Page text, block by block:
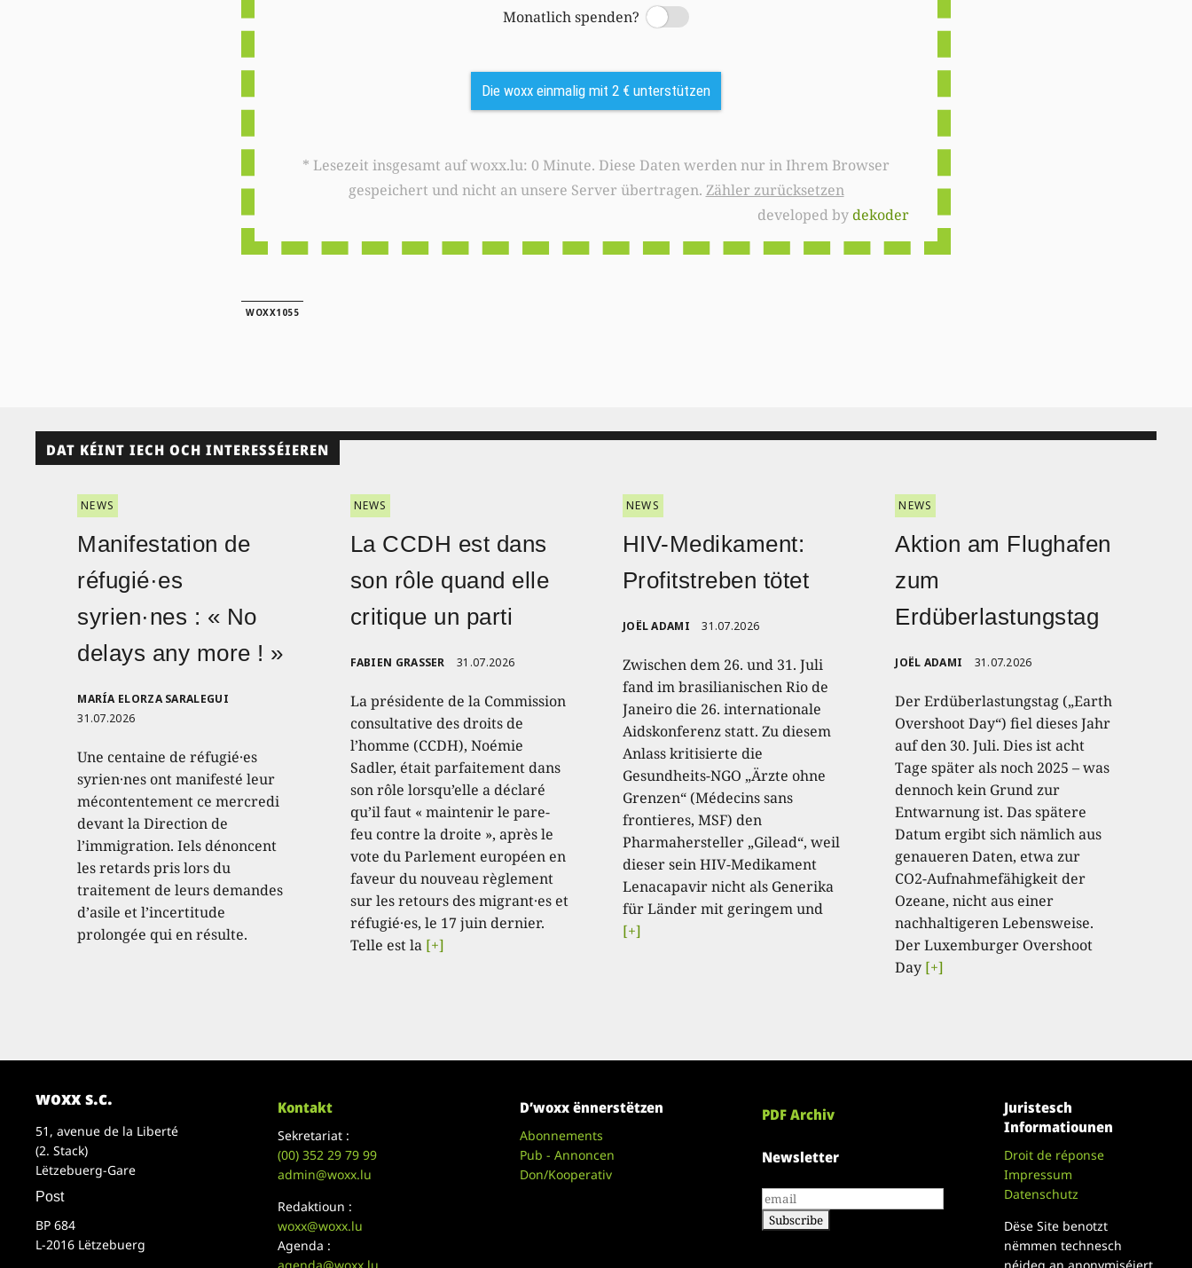
Monatlich spenden?
Switch
Die woxx einmalig mit 2 € unterstützen
* Lesezeit insgesamt auf woxx.lu: 0 Minute. Diese Daten werden nur in Ihrem Browser
gespeichert und nicht an unsere Server übertragen. Zähler zurücksetzen
developed bydekoder
WOXX1055
DAT KÉINT IECH OCH INTERESSÉIEREN
NEWS
Manifestation de
réfugié·es
syrien·nes : « No
delays any more ! »
MARÍA ELORZA SARALEGUI
31.07.2026
Une centaine de réfugié·es
syrien·nes ont manifesté leur
mécontentement ce mercredi
devant la Direction de
l’immigration. Iels dénoncent
les retards pris lors du
traitement de leurs demandes
d’asile et l’incertitude
prolongée qui en résulte.
NEWS
La CCDH est dans
son rôle quand elle
critique un parti
FABIEN GRASSER 31.07.2026
La présidente de la Commission
consultative des droits de
l’homme (CCDH), Noémie
Sadler, était parfaitement dans
son rôle lorsqu’elle a déclaré
qu’il faut « maintenir le pare-
feu contre la droite », après le
vote du Parlement européen en
faveur du nouveau règlement
sur les retours des migrant·es et
réfugié·es, le 17 juin dernier.
Telle est la [+]
NEWS
HIV-Medikament:
Profitstreben tötet
JOËL ADAMI 31.07.2026
Zwischen dem 26. und 31. Juli
fand im brasilianischen Rio de
Janeiro die 26. internationale
Aidskonferenz statt. Zu diesem
Anlass kritisierte die
Gesundheits-NGO „Ärzte ohne
Grenzen“ (Médecins sans
frontieres, MSF) den
Pharmahersteller „Gilead“, weil
dieser sein HIV-Medikament
Lenacapavir nicht als Generika
für Länder mit geringem und
[+]
NEWS
Aktion am Flughafen
zum
Erdüberlastungstag
JOËL ADAMI 31.07.2026
Der Erdüberlastungstag („Earth
Overshoot Day“) fiel dieses Jahr
auf den 30. Juli. Dies ist acht
Tage später als noch 2025 – was
dennoch kein Grund zur
Entwarnung ist. Das spätere
Datum ergibt sich nämlich aus
genaueren Daten, etwa zur
CO2-Aufnahmefähigkeit der
Ozeane, nicht aus einer
nachhaltigeren Lebensweise.
Der Luxemburger Overshoot
Day [+]
woxx s.c.
51, avenue de la Liberté
(2. Stack)
Lëtzebuerg-Gare
Post
BP 684
L-2016 Lëtzebuerg
Kontakt
Sekretariat :
(00)352 29 79 99
admin@woxx.lu
Redaktioun :
woxx@woxx.lu
Agenda :
D’woxx ënnerstëtzen
Abonnements
Pub - Annoncen
Don/Kooperativ
PDF Archiv
Newsletter
Juristesch
Informatiounen
Droit de réponse
Impressum
Datenschutz
Dëse Site benotzt
nëmmen technesch